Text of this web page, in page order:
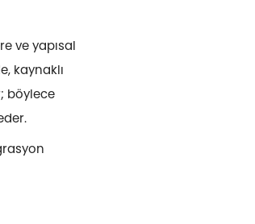
ve yapısal
kaynaklı
böylece